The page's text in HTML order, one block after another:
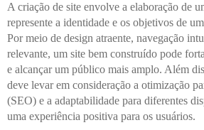
A criação de site envolve a elaboração de
represente a identidade e os objetivos de
Por meio de design atraente, navegação
relevante, um site bem construído pode
e alcançar um público mais amplo. Além
deve levar em consideração a otimização
(SEO) e a adaptabilidade para diferentes
uma experiência positiva para os usuários.